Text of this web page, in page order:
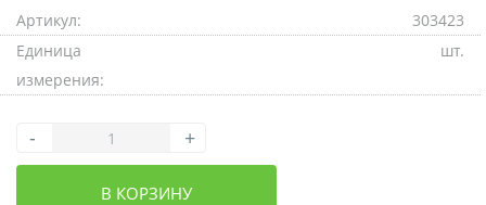
Артикул:
303423
Единица
измерения:
шт.
- +
В КОРЗИНУ